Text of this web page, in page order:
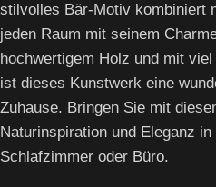
stilvolles Bär-Motiv kombiniert
jeden Raum mit seinem
hochwertigem Holz und mit
ist dieses Kunstwerk eine
Zuhause. Bringen Sie mit
Naturinspiration und Eleganz
Schlafzimmer oder Büro.